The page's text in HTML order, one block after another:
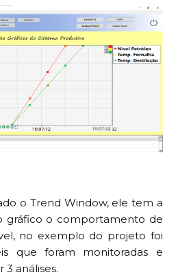
o Trend Window, ele tem a
gráfico o comportamento de
no exemplo do projeto foi
que foram monitoradas e
análises.